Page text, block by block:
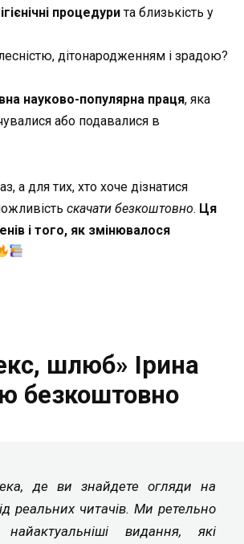
процедури та близькість у
дітонародженням і зрадою?
науково-популярна праця, яка
або подавалися в
а для тих, хто хоче дізнатися
скачати безкоштовно. Ця
і того, як змінювалося
шлюб» Ірина
безкоштовно
де ви знайдете огляди на
реальних читачів. Ми ретельно
видання, які